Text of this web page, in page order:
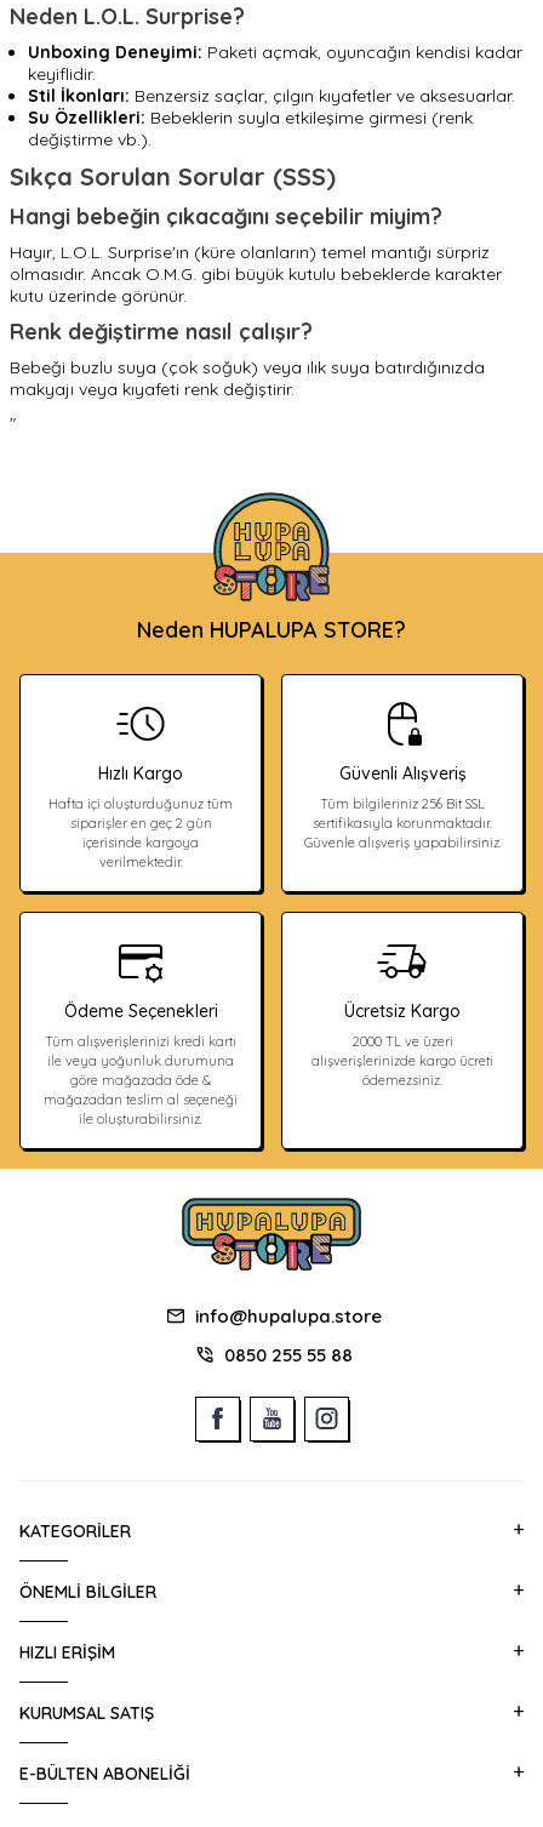
Neden L.O.L. Surprise?
Unboxing Deneyimi: Paketi açmak, oyuncağın kendisi kadar
keyiflidir.
Stil İkonları: Benzersiz saçlar, çılgın kıyafetler ve aksesuarlar.
Su Özellikleri: Bebeklerin suyla etkileşime girmesi (renk
değiştirme vb.).
Sıkça Sorulan Sorular (SSS)
Hangi bebeğin çıkacağını seçebilir miyim?
Hayır, L.O.L. Surprise'ın (küre olanların) temel mantığı sürpriz
olmasıdır. Ancak O.M.G. gibi büyük kutulu bebeklerde karakter
kutu üzerinde görünür.
Renk değiştirme nasıl çalışır?
Bebeği buzlu suya (çok soğuk) veya ılık suya batırdığınızda
makyajı veya kıyafeti renk değiştirir.
"
Neden HUPALUPA STORE?
Hızlı Kargo
Hafta içi oluşturduğunuz tüm
siparişler en geç 2 gün
içerisinde kargoya
verilmektedir.
Güvenli Alışveriş
Tüm bilgileriniz 256 Bit SSL
sertifikasıyla korunmaktadır.
Güvenle alışveriş yapabilirsiniz.
Ödeme Seçenekleri
Tüm alışverişlerinizi kredi kartı
ile veya yoğunluk durumuna
göre mağazada öde &
mağazadan teslim al seçeneği
ile oluşturabilirsiniz.
Ücretsiz Kargo
2000 TL ve üzeri
alışverişlerinizde kargo ücreti
ödemezsiniz.
info@hupalupa.store
0850 255 55 88
KATEGORILER
ÖNEMLI BILGILER
HIZLI ERIŞIM
KURUMSAL SATIŞ
E-BÜLTEN ABONELIĞI